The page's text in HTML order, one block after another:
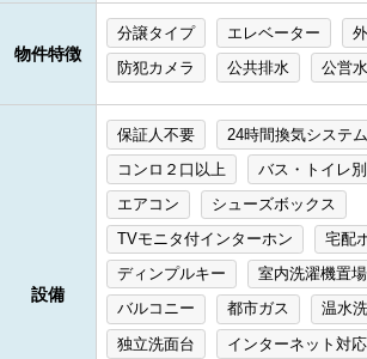
物件特徴
分譲タイプ エレベーター
防犯カメラ
公共排水 公営
設備
保証人不要 24時間換気システム
コンロ２口以上
バス・トイレ別
エアコン
シューズボックス
TVモニタ付インターホン
宅配
ディンプルキー
室内洗濯機置場
バルコニー
都市ガス
温水
独立洗面台
インターネット対応